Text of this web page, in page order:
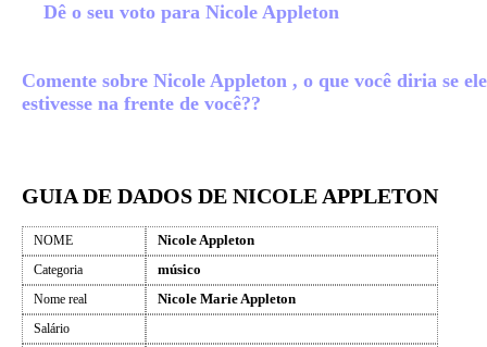
Dê o seu voto para Nicole Appleton
Comente sobre Nicole Appleton , o que você diria se ele
estivesse na frente de você??
GUIA DE DADOS DE NICOLE APPLETON
NOME Nicole Appleton
Categoria músico
Nome real Nicole Marie Appleton
Salário